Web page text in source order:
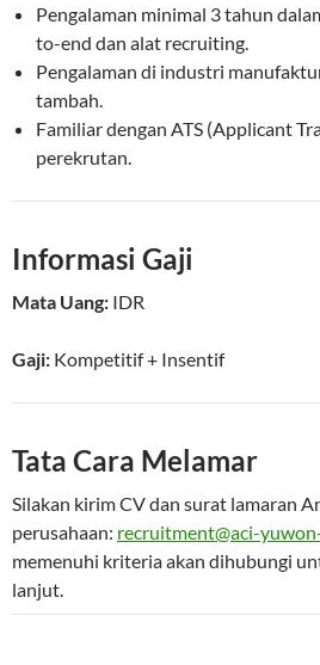
Pengalaman minimal 3 tahun
to-end dan alat recruiting.
Pengalaman di industri
tambah.
Familiar dengan ATS (Applicant
perekrutan.
Informasi Gaji
Mata Uang: IDR
Gaji: Kompetitif+ Insentif
Tata Cara Melamar
Silakan kirim CV dan surat lamaran
perusahaan: recruitment@aci-
memenuhi kriteria akan dihubungi
lanjut.